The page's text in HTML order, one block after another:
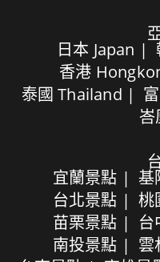
日本 Japan
香港
泰國 Thailand
峇
宜蘭景點 基
台北景點
桃
苗栗景點
台
南投景點
雲